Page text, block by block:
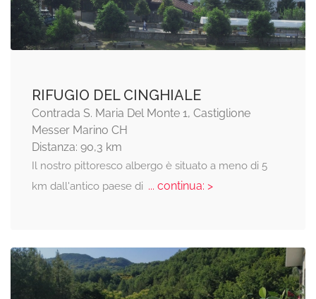
RIFUGIO DEL CINGHIALE
Contrada S. Maria Del Monte 1, Castiglione
Messer Marino CH
Distanza: 90,3 km
Il nostro pittoresco albergo è situato a meno di 5
km dall'antico paese di ... continua: >